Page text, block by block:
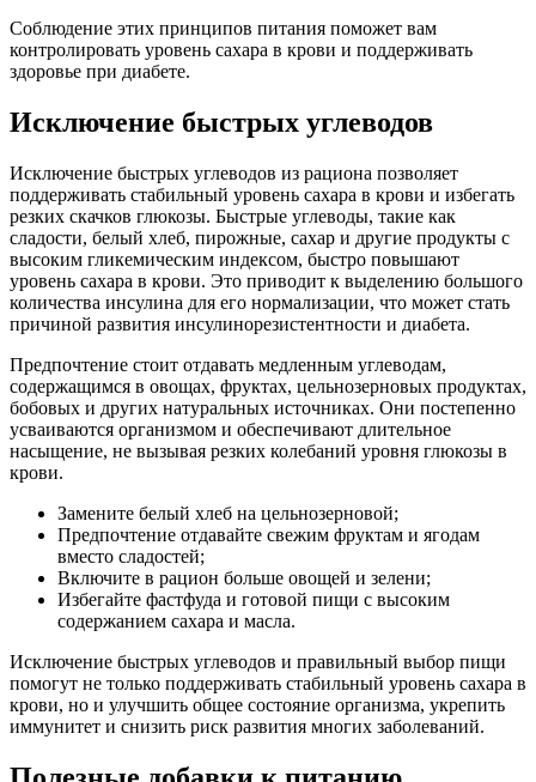
Соблюдение этих принципов питания поможет вам
контролировать уровень сахара в крови и поддерживать
здоровье при диабете.
Исключение быстрых углеводов
Исключение быстрых углеводов из рациона позволяет
поддерживать стабильный уровень сахара в крови и избегать
резких скачков глюкозы. Быстрые углеводы, такие как
сладости, белый хлеб, пирожные, сахар и другие продукты с
высоким гликемическим индексом, быстро повышают
уровень сахара в крови. Это приводит к выделению большого
количества инсулина для его нормализации, что может стать
причиной развития инсулинорезистентности и диабета.
Предпочтение стоит отдавать медленным углеводам,
содержащимся в овощах, фруктах, цельнозерновых продуктах,
бобовых и других натуральных источниках. Они постепенно
усваиваются организмом и обеспечивают длительное
насыщение, не вызывая резких колебаний уровня глюкозы в
крови.
Замените белый хлеб на цельнозерновой;
Предпочтение отдавайте свежим фруктам и ягодам
вместо сладостей;
Включите в рацион больше овощей и зелени;
Избегайте фастфуда и готовой пищи с высоким
содержанием сахара и масла.
Исключение быстрых углеводов и правильный выбор пищи
помогут не только поддерживать стабильный уровень сахара в
крови, но и улучшить общее состояние организма, укрепить
иммунитет и снизить риск развития многих заболеваний.